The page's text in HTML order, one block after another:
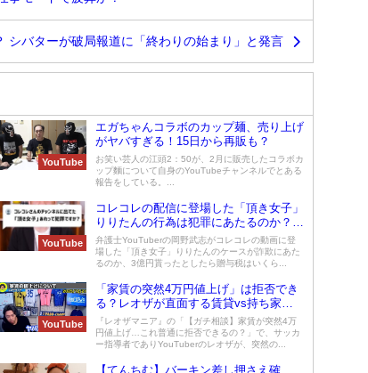
シバターが破局報道に「終わりの始まり」と発言
YouTube
エガちゃんコラボのカップ麺、売り上げ
がヤバすぎる！15日から再販も？
お笑い芸人の江頭2：50が、2月に販売したコラボカ
ップ麵について自身のYouTubeチャンネルでとある
報告をしている。...
YouTube
コレコレの配信に登場した「頂き女子」
りりたんの行為は犯罪にあたるのか？
弁護士YouTuber岡野武志が贈与税につ
いても解説
弁護士YouTuberの岡野武志がコレコレの動画に登
場した「頂き女子」りりたんのケースが詐欺にあた
るのか、3億円貰ったとしたら贈与税はいくら...
YouTube
「家賃の突然4万円値上げ」は拒否でき
る？レオザが直面する賃貸vs持ち家の
現実
『レオザマニア』の「【ガチ相談】家賃が突然4万
円値上げ…これ普通に拒否できるの？」で、サッカ
ー指導者でありYouTuberのレオザが、突然の...
【てんちむ】バーキン差し押さえ確